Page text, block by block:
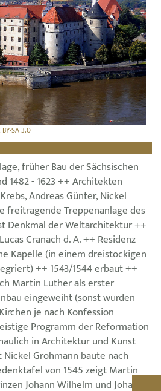
SA 3.0
früher Bau der Sächsischen
1482 - 1623 ++ Architekten
Andreas Günter, Nickel
freitragende Treppenanlage des
Denkmal der Weltarchitektur ++
Cranach d. Ä. ++ Residenz
Kapelle (in einem dreistöckigen
++ 1543/1544 erbaut ++
Martin Luther als erster
eingeweiht (sonst wurden
je nach Konfession
Programm der Reformation
in Architektur und Kunst
Grohmann baute nach
von 1545 zeigt Martin
Johann Wilhelm und Johann